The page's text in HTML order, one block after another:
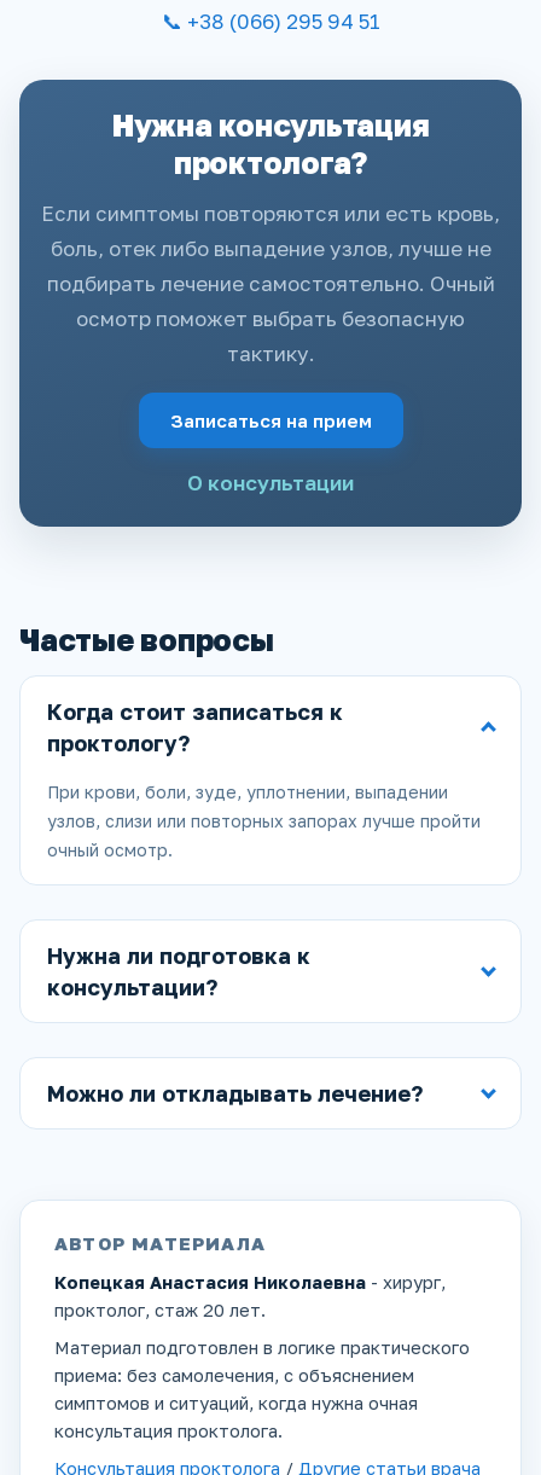
📞 +38 (066) 295 94 51
Нужна консультация
проктолога?
Если симптомы повторяются или есть кровь,
боль, отек либо выпадение узлов, лучше не
подбирать лечение самостоятельно. Очный
осмотр поможет выбрать безопасную
тактику.
Записаться на прием
О консультации
Частые вопросы
Когда стоит записаться к
проктологу?
При крови, боли, зуде, уплотнении, выпадении
узлов, слизи или повторных запорах лучше пройти
очный осмотр.
Нужна ли подготовка к
консультации?
Можно ли откладывать лечение?
АВТОР МАТЕРИАЛА
Копецкая Анастасия Николаевна - хирург,
проктолог, стаж 20 лет.
Материал подготовлен в логике практического
приема: без самолечения, с объяснением
симптомов и ситуаций, когда нужна очная
консультация проктолога.
Консультация проктолога / Другие статьи врача